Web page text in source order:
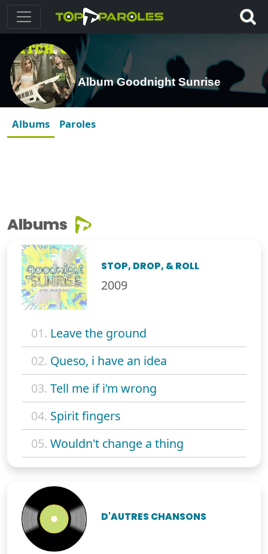
Album Goodnight Sunrise
Albums Paroles
Albums
STOP, DROP, & ROLL
2009
01. Leave the ground
02. Queso, i have an idea
03. Tell me if i'm wrong
04. Spirit fingers
05. Wouldn't change a thing
D'AUTRES CHANSONS